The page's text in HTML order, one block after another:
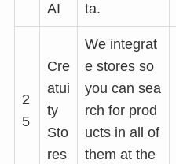
AI
ta.
2
5
Cre
atui
ty
Sto
res
We integrat
e stores so
you can sea
rch for prod
ucts in all of
them at the